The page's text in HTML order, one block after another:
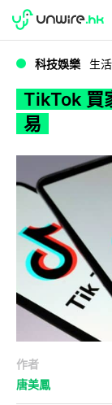
WWDC 2026
科技娛樂 生
TikTok 買
易
作者
唐美鳳